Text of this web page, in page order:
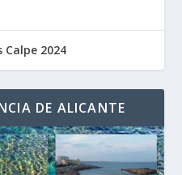
2024
DE ALICANTE